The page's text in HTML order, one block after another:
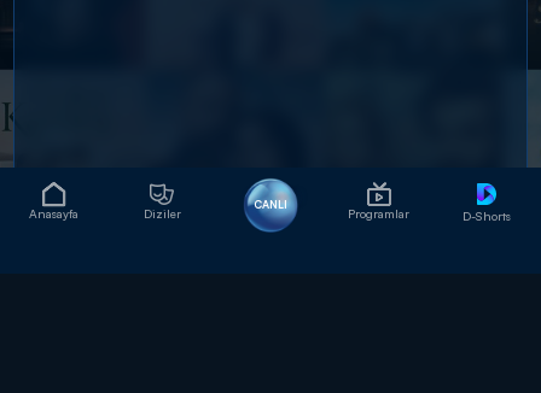
Anasayfa Diziler
CANLI
Programlar D-Shorts